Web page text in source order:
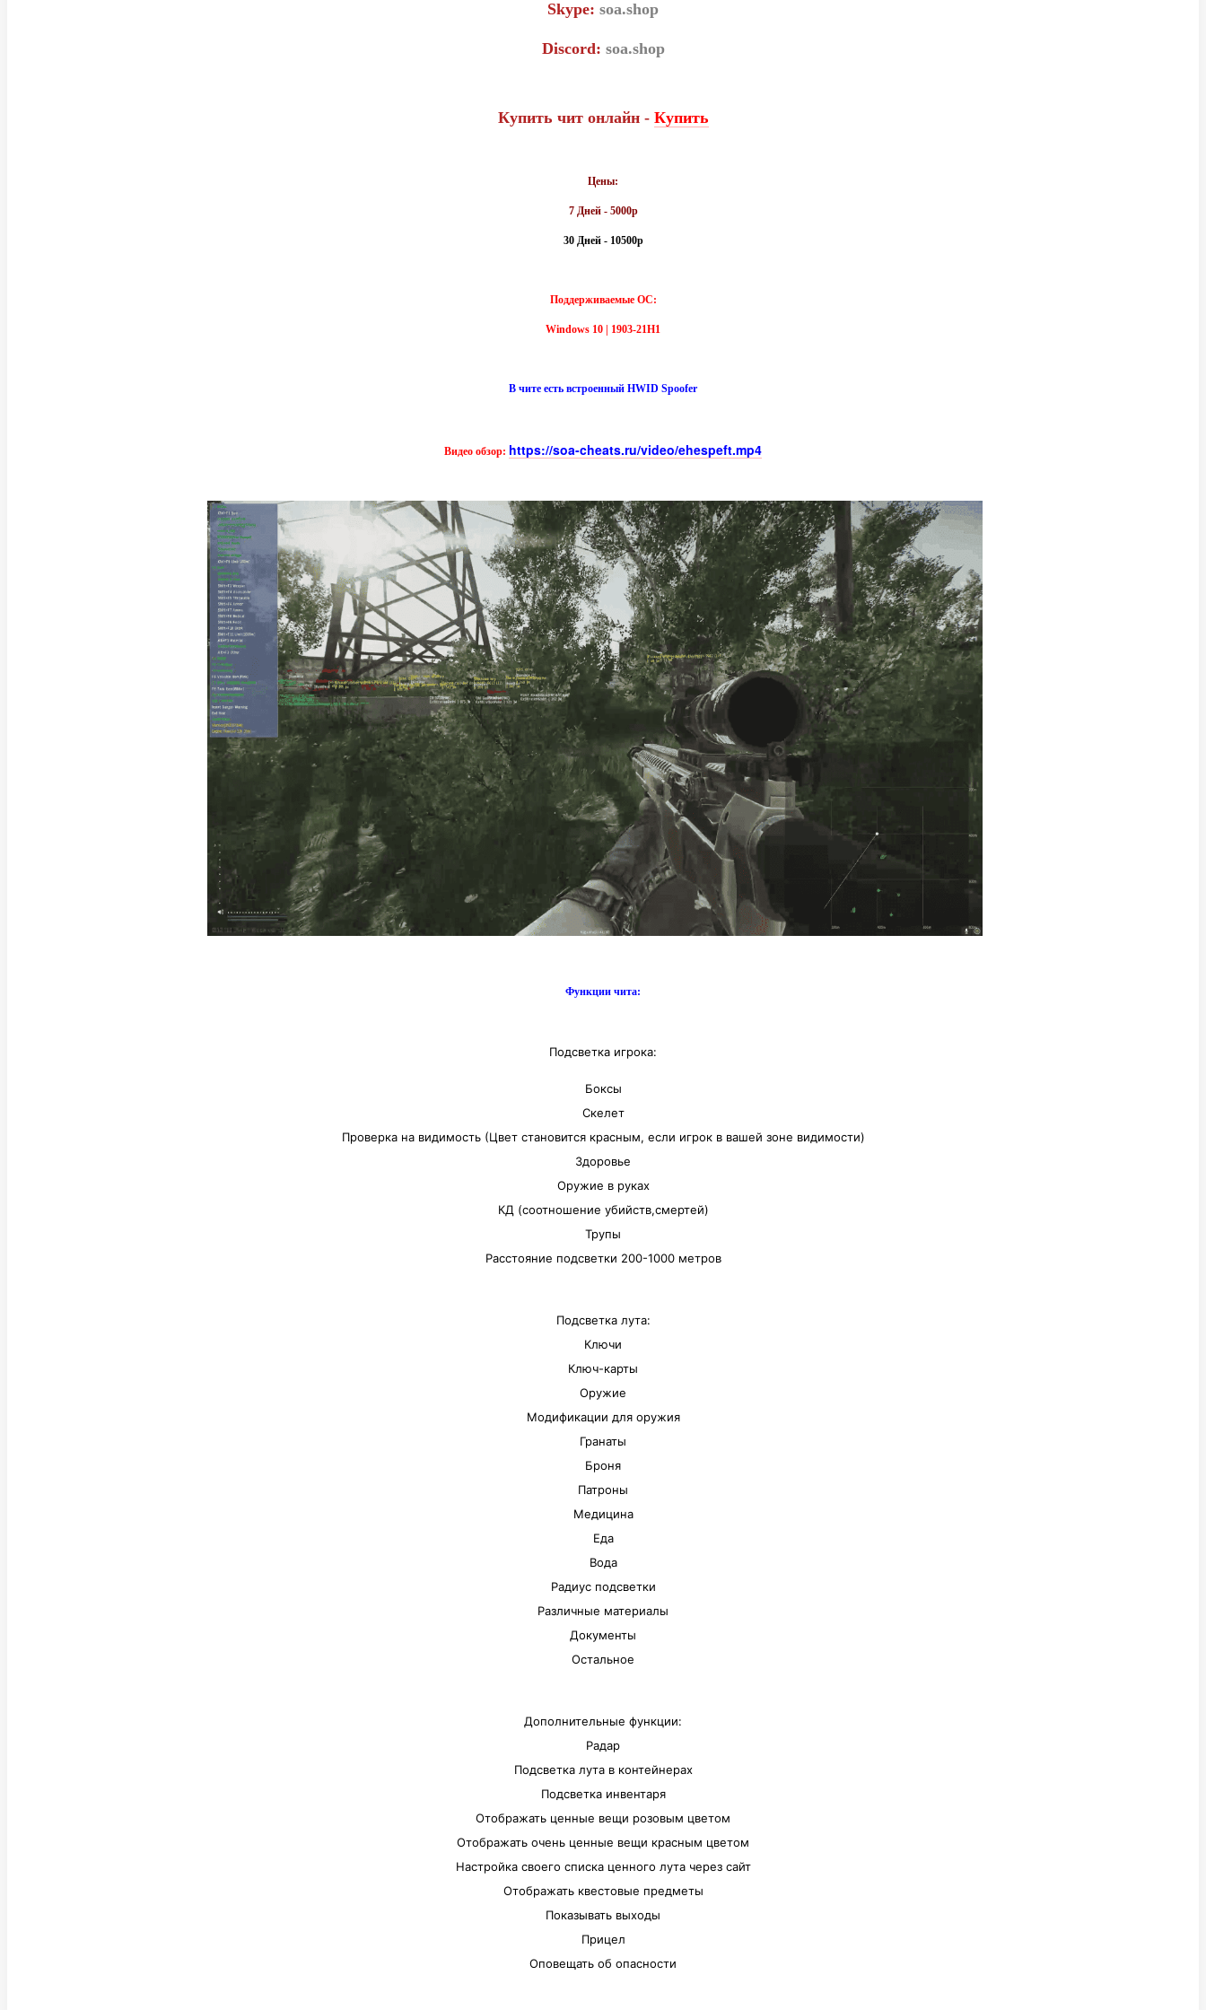
Skype: soa.shop
Discord: soa.shop
Купить чит онлайн - Купить
Цены:
7 Дней - 5000р
30 Дней - 10500р
Поддерживаемые ОС:
Windows 10 | 1903-21H1
В чите есть встроенный HWID Spoofer
Видео обзор: https://soa-cheats.ru/video/ehespeft.mp4
Функции чита:
Подсветка игрока:
Боксы
Скелет
Проверка на видимость (Цвет становится красным, если игрок в вашей зоне видимости)
Здоровье
Оружие в руках
КД (соотношение убийств,смертей)
Трупы
Расстояние подсветки 200-1000 метров
Подсветка лута:
Ключи
Ключ-карты
Оружие
Модификации для оружия
Гранаты
Броня
Патроны
Медицина
Еда
Вода
Радиус подсветки
Различные материалы
Документы
Остальное
Дополнительные функции:
Радар
Подсветка лута в контейнерах
Подсветка инвентаря
Отображать ценные вещи розовым цветом
Отображать очень ценные вещи красным цветом
Настройка своего списка ценного лута через сайт
Отображать квестовые предметы
Показывать выходы
Прицел
Оповещать об опасности